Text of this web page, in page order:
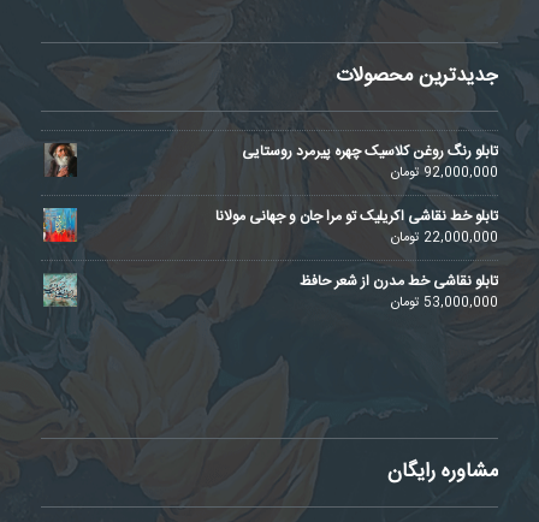
جدیدترین محصولات
تابلو رنگ روغن کلاسیک چهره پیرمرد روستایی
92,000,000تومان
تابلو خط نقاشی اکریلیک تو مرا جان و جهانی مولانا
22,000,000 تومان
تابلو نقاشی خط مدرن از شعر حافظ
53,000,000 تومان
مشاوره رایگان